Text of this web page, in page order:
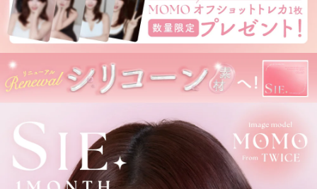
抜けトーンアップカラーや安定のブラウンレンズまで豊富なライ
ンナップ。
裸眼に近い快適さでトレンド感のある目元を叶えるSIE.（シー）
は毎日のマストアイテムになること間違いなしのコンタクトレン
ズブランドです。
※ 軸固定技術を利用することでレンズの回転を抑え定位置で安定